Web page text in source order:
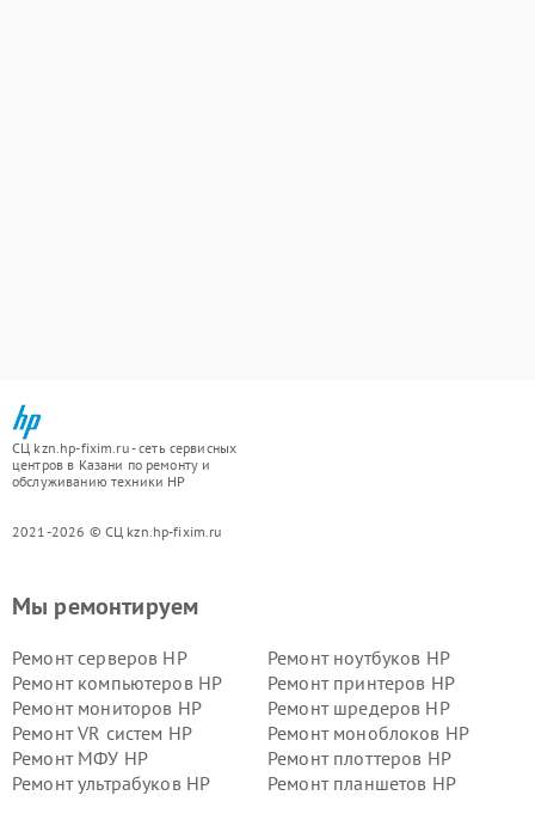
СЦ kzn.hp-fixim.ru - сеть сервисных
центров в Казани по ремонту и
обслуживанию техники HP
2021-2026 © СЦ kzn.hp-fixim.ru
Мы ремонтируем
Ремонт серверов HP
Ремонт ноутбуков HP
Ремонт компьютеров HP
Ремонт принтеров HP
Ремонт мониторов HP
Ремонт шредеров HP
Ремонт VR систем HP
Ремонт моноблоков HP
Ремонт МФУ HP
Ремонт плоттеров HP
Ремонт ультрабуков HP
Ремонт планшетов HP